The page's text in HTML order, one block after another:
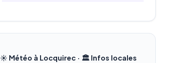
☀️ Météo à Locquirec · 🏛️ Infos locales